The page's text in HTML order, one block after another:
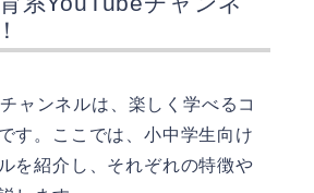
ャンネルは、楽しく学べるコ
す。ここでは、小中学生向け
を紹介し、それぞれの特徴や